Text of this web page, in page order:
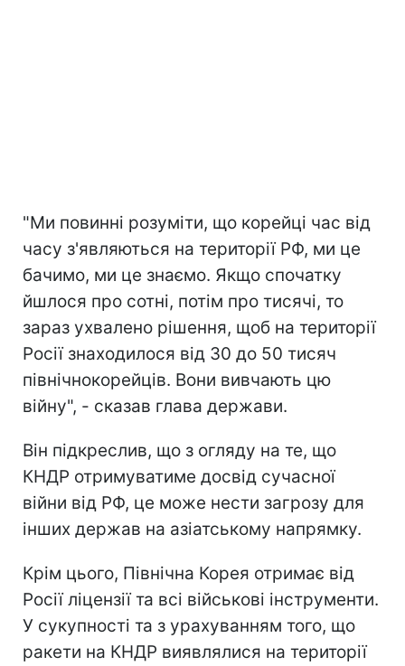
"Ми повинні розуміти, що корейці час від
часу з'являються на території РФ, ми це
бачимо, ми це знаємо. Якщо спочатку
йшлося про сотні, потім про тисячі, то
зараз ухвалено рішення, щоб на території
Росії знаходилося від 30 до 50 тисяч
північнокорейців. Вони вивчають цю
війну", - сказав глава держави.
Він підкреслив, що з огляду на те, що
КНДР отримуватиме досвід сучасної
війни від РФ, це може нести загрозу для
інших держав на азіатському напрямку.
Крім цього, Північна Корея отримає від
Росії ліцензії та всі військові інструменти.
У сукупності та з урахуванням того, що
ракети на КНДР виявлялися на території